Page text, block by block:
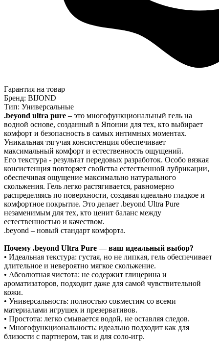
Гарантия на товар
Бренд: BIJOND
Тип: Универсальные
.beyond ultra pure – это многофункциональный гель на
водной основе, созданный в Японии для тех, кто выбирает
комфорт и безопасность в самых интимных моментах.
Уникальная тягучая консистенция обеспечивает
максимальный комфорт и естественность ощущений.
Его текстура - результат передовых разработок. Особо вязкая
консистенция повторяет свойства естественной лубрикации,
обеспечивая ощущение максимально натурального
скольжения. Гель легко растягивается, равномерно
распределяясь по поверхности, создавая идеально гладкое и
комфортное покрытие. Это делает .beyond Ultra Pure
незаменимым для тех, кто ценит баланс между
естественностью и качеством.
.beyond – новый стандарт комфорта.
Почему .beyond Ultra Pure — ваш идеальный выбор?
• Идеальная текстура: густая, но не липкая, гель обеспечивает
длительное и невероятно мягкое скольжение.
• Абсолютная чистота: не содержит глицерина и
ароматизаторов, подходит даже для самой чувствительной
кожи.
• Универсальность: полностью совместим со всеми
материалами игрушек и презервативов.
• Простота: легко смывается водой, не оставляя следов.
• Многофункциональность: идеально подходит как для
близости с партнером, так и для соло-игр.